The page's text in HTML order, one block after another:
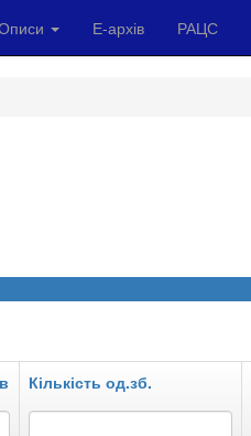
Е-архів РАЦС
Кількість од.зб.